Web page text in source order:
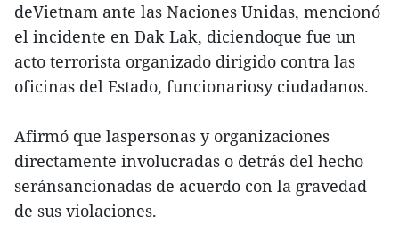
deVietnam ante las Naciones Unidas, mencionó
el incidente en Dak Lak, diciendoque fue un
acto terrorista organizado dirigido contra las
oficinas del Estado, funcionariosy ciudadanos.
Afirmó que laspersonas y organizaciones
directamente involucradas o detrás del hecho
seránsancionadas de acuerdo con la gravedad
de sus violaciones.